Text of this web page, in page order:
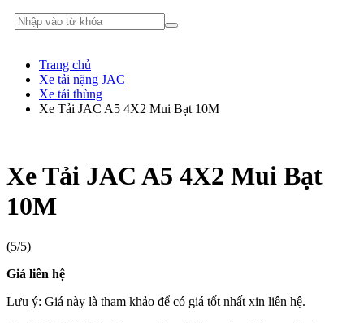
Trang chủ
Xe tải nặng JAC
Xe tải thùng
Xe Tải JAC A5 4X2 Mui Bạt 10M
Xe Tải JAC A5 4X2 Mui Bạt
10M
(5/5)
Giá liên hệ
Lưu ý: Giá này là tham khảo để có giá tốt nhất xin liên hệ.